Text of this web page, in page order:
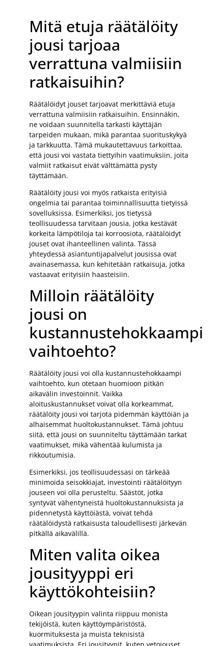
Mitä etuja räätälöity
jousi tarjoaa
verrattuna valmiisiin
ratkaisuihin?
Räätälöidyt jouset tarjoavat merkittäviä etuja
verrattuna valmiisiin ratkaisuihin. Ensinnäkin,
ne voidaan suunnitella tarkasti käyttäjän
tarpeiden mukaan, mikä parantaa suorituskykyä
ja tarkkuutta. Tämä mukautettavuus tarkoittaa,
että jousi voi vastata tiettyihin vaatimuksiin, joita
valmiit ratkaisut eivät välttämättä pysty
täyttämään.
Räätälöity jousi voi myös ratkaista erityisiä
ongelmia tai parantaa toiminnallisuutta tietyissä
sovelluksissa. Esimerkiksi, jos tietyssä
teollisuudessa tarvitaan jousia, jotka kestävät
korkeita lämpötiloja tai korroosiota, räätälöidyt
jouset ovat ihanteellinen valinta. Tässä
yhteydessä asiantuntijapalvelut jousissa ovat
avainasemassa, kun kehitetään ratkaisuja, jotka
vastaavat erityisiin haasteisiin.
Milloin räätälöity
jousi on
kustannustehokkaampi
vaihtoehto?
Räätälöity jousi voi olla kustannustehokkaampi
vaihtoehto, kun otetaan huomioon pitkän
aikavälin investoinnit. Vaikka
aloituskustannukset voivat olla korkeammat,
räätälöity jousi voi tarjota pidemmän käyttöiän ja
alhaisemmat huoltokustannukset. Tämä johtuu
siitä, että jousi on suunniteltu täyttämään tarkat
vaatimukset, mikä vähentää kulumista ja
rikkoutumisia.
Esimerkiksi, jos teollisuudessasi on tärkeää
minimoida seisokkiajat, investointi räätälöityyn
jouseen voi olla perusteltu. Säästöt, jotka
syntyvät vähentyneistä huoltokustannuksista ja
pidennetystä käyttöiästä, voivat tehdä
räätälöidystä ratkaisusta taloudellisesti järkevän
pitkällä aikavälillä.
Miten valita oikea
jousityyppi eri
käyttökohteisiin?
Oikean jousityypin valinta riippuu monista
tekijöistä, kuten käyttöympäristöstä,
kuormituksesta ja muista teknisistä